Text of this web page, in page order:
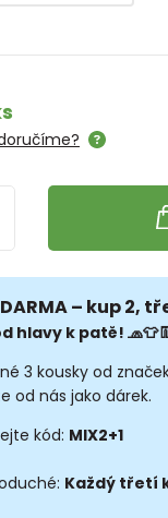
– kup 2,
hlavy k patě!
3 kousky od
od nás jako dárek.
kód: MIX2+1
Každý třetí